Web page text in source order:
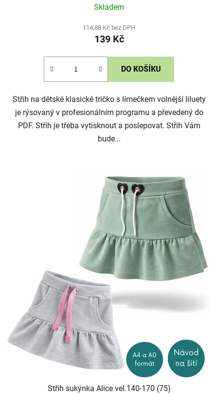
Skladem
114,88 Kč bez DPH
139 Kč
DO KOŠÍKU
Střih na dětské klasické tričko s límečkem volnější liluety
je rýsovaný v profesionálním programu a převedený do
PDF. Střih je třeba vytisknout a poslepovat. Střih Vám
bude...
Střih sukýnka Alice vel.140-170 (75)